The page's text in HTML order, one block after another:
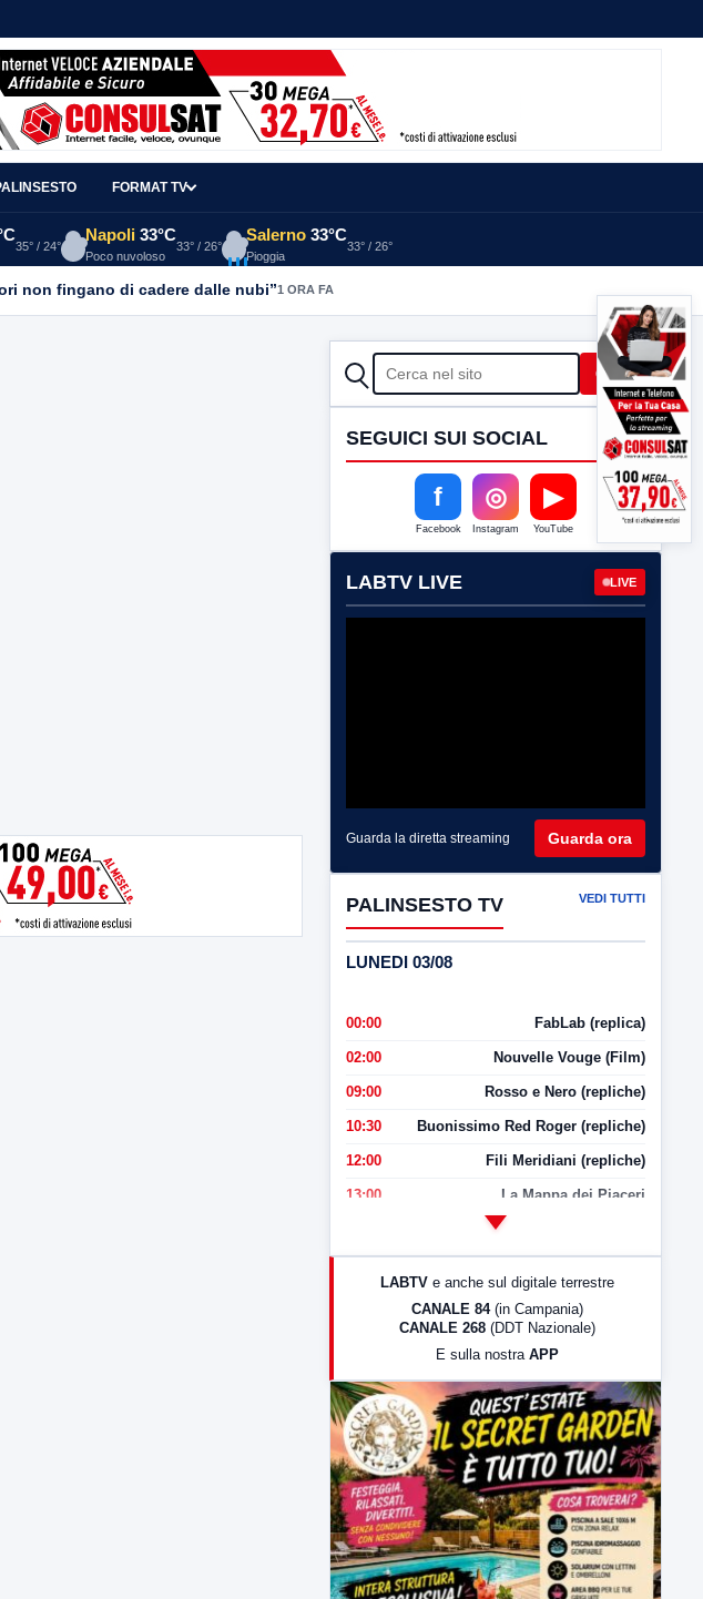
FORMAT TV
35° / 24°
Napoli 33°C
Poco nuvoloso
33° / 26°
Salerno 33°C
Pioggia
33° / 26°
non fingano di cadere dalle nubi”1 ORA FA
CERCA Cerca
SEGUICI SUI SOCIAL
f
Facebook
◎
Instagram
▶
YouTube
LABTV LIVE LIVE
Guarda la diretta streaming Guarda ora
PALINSESTO TV VEDI TUTTI
LUNEDI 03/08
00:00 FabLab (replica)
02:00 Nouvelle Vouge (Film)
09:00 Rosso e Nero (repliche)
10:30 Buonissimo Red Roger (repliche)
12:00 Fili Meridiani (repliche)
13:00 La Mappa dei Piaceri
LabNews (Diretta)
23:00 LabNews (replica)
LABTV e anche sul digitale terrestre
CANALE 84 (in Campania)
CANALE 268 (DDT Nazionale)
E sulla nostra APP